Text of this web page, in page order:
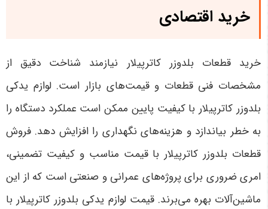
خرید اقتصادی
خرید قطعات بلدوزر کاترپیلار نیازمند شناخت دقیق از
مشخصات فنی قطعات و قیمت‌های بازار است. لوازم یدکی
بلدوزر کاترپیلار با کیفیت پایین ممکن است عملکرد دستگاه را
به خطر بیاندازد و هزینه‌های نگهداری را افزایش دهد. فروش
قطعات بلدوزر کاترپیلار با قیمت مناسب و کیفیت تضمینی،
امری ضروری برای پروژه‌های عمرانی و صنعتی است که از این
ماشین‌آلات بهره می‌برند. قیمت لوازم یدکی بلدوزر کاترپیلار با